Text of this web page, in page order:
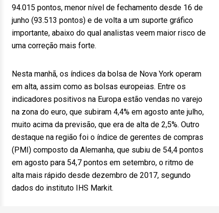
94.015 pontos, menor nível de fechamento desde 16 de
junho (93.513 pontos) e de volta a um suporte gráfico
importante, abaixo do qual analistas veem maior risco de
uma correção mais forte.
Nesta manhã, os índices da bolsa de Nova York operam
em alta, assim como as bolsas europeias. Entre os
indicadores positivos na Europa estão vendas no varejo
na zona do euro, que subiram 4,4% em agosto ante julho,
muito acima da previsão, que era de alta de 2,5%. Outro
destaque na região foi o índice de gerentes de compras
(PMI) composto da Alemanha, que subiu de 54,4 pontos
em agosto para 54,7 pontos em setembro, o ritmo de
alta mais rápido desde dezembro de 2017, segundo
dados do instituto IHS Markit.